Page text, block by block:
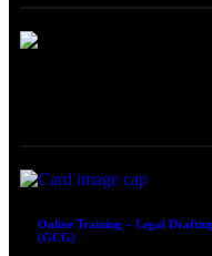
Online Training – Legal
(GCG)